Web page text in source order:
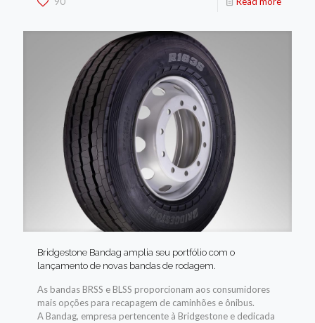
Bridgestone Bandag amplia seu portfólio com o
lançamento de novas bandas de rodagem.
As bandas BRSS e BLSS proporcionam aos consumidores
mais opções para recapagem de caminhões e ônibus.
A Bandag, empresa pertencente à Bridgestone e dedicada